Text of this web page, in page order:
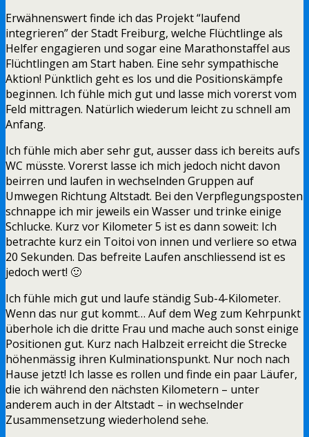
Erwähnenswert finde ich das Projekt “laufend
integrieren” der Stadt Freiburg, welche Flüchtlinge als
Helfer engagieren und sogar eine Marathonstaffel aus
Flüchtlingen am Start haben. Eine sehr sympathische
Aktion! Pünktlich geht es los und die Positionskämpfe
beginnen. Ich fühle mich gut und lasse mich vorerst vom
Feld mittragen. Natürlich wiederum leicht zu schnell am
Anfang.
Ich fühle mich aber sehr gut, ausser dass ich bereits aufs
WC müsste. Vorerst lasse ich mich jedoch nicht davon
beirren und laufen in wechselnden Gruppen auf
Umwegen Richtung Altstadt. Bei den Verpflegungsposten
schnappe ich mir jeweils ein Wasser und trinke einige
Schlucke. Kurz vor Kilometer 5 ist es dann soweit: Ich
betrachte kurz ein Toitoi von innen und verliere so etwa
20 Sekunden. Das befreite Laufen anschliessend ist es
jedoch wert! 🙂
Ich fühle mich gut und laufe ständig Sub-4-Kilometer.
Wenn das nur gut kommt… Auf dem Weg zum Kehrpunkt
überhole ich die dritte Frau und mache auch sonst einige
Positionen gut. Kurz nach Halbzeit erreicht die Strecke
höhenmässig ihren Kulminationspunkt. Nur noch nach
Hause jetzt! Ich lasse es rollen und finde ein paar Läufer,
die ich während den nächsten Kilometern – unter
anderem auch in der Altstadt – in wechselnder
Zusammensetzung wiederholend sehe.